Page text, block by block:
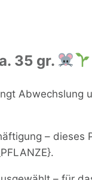
35 gr.
Abwechslung
– dieses